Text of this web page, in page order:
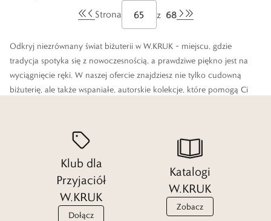
Strona z 68
Odkryj niezrównany świat biżuterii w W.KRUK – miejscu, gdzie
tradycja spotyka się z nowoczesnością, a prawdziwe piękno jest na
wyciągnięcie ręki. W naszej ofercie znajdziesz nie tylko cudowną
biżuterię, ale także wspaniałe, autorskie kolekcje, które pomogą Ci
wygrawerowania biżuterii sprawiają, że zakupy w W.KRUK są
Klub dla
Przyjaciół
W.KRUK
Dołącz
Katalogi
W.KRUK
Zobacz